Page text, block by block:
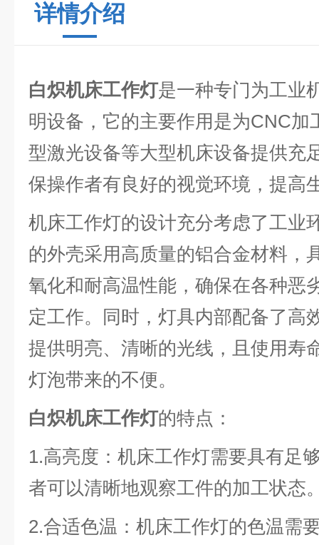
详情介绍
白炽机床工作灯是一种专门为工业
明设备，它的主要作用是为CNC加
型激光设备等大型机床设备提供充
保操作者有良好的视觉环境，提高
机床工作灯的设计充分考虑了工业
的外壳采用高质量的铝合金材料，
氧化和耐高温性能，确保在各种恶
定工作。同时，灯具内部配备了高
提供明亮、清晰的光线，且使用寿
灯泡带来的不便。
白炽机床工作灯的特点：
1.高亮度：机床工作灯需要具有足
者可以清晰地观察工件的加工状态
2.合适色温：机床工作灯的色温需